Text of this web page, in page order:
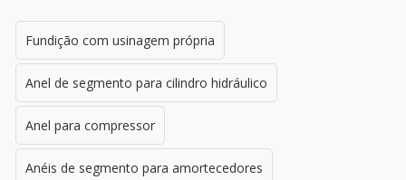
Fundição com usinagem própria
Anel de segmento para cilindro hidráulico
Anel para compressor
Anéis de segmento para amortecedores